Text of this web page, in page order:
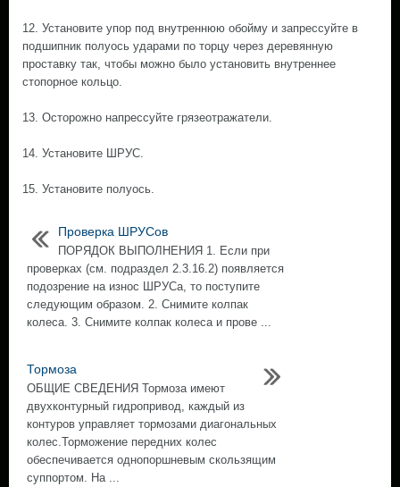
12. Установите упор под внутреннюю обойму и запрессуйте в
подшипник полуось ударами по торцу через деревянную
проставку так, чтобы можно было установить внутреннее
стопорное кольцо.
13. Осторожно напрессуйте грязеотражатели.
14. Установите ШРУС.
15. Установите полуось.
Проверка ШРУСов
ПОРЯДОК ВЫПОЛНЕНИЯ 1. Если при
проверках (см. подраздел 2.3.16.2) появляется
подозрение на износ ШРУСа, то поступите
следующим образом. 2. Снимите колпак
колеса. 3. Снимите колпак колеса и прове ...
Тормоза
ОБЩИЕ СВЕДЕНИЯ Тормоза имеют
двухконтурный гидропривод, каждый из
контуров управляет тормозами диагональных
колес.Торможение передних колес
обеспечивается однопоршневым скользящим
суппортом. На ...